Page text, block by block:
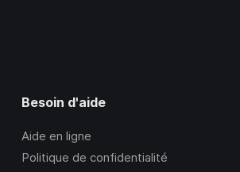
Besoin d'aide
Aide en ligne
Politique de confidentialité